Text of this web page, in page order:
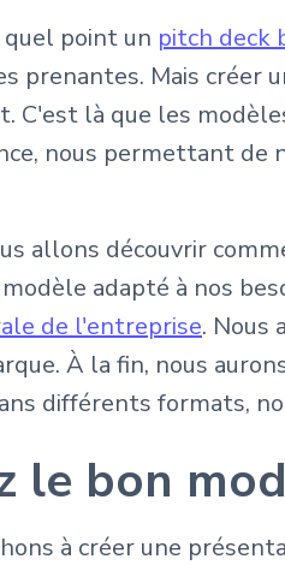
quel point un pitch deck
prenantes. Mais créer
C'est là que les
nous permettant
allons découvrir
adapté à nos
de l'entreprise. Nous
À la fin, nous
différents formats,
le bon
à créer une